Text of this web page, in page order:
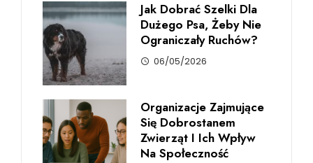
Jak Dobrać Szelki Dla
Dużego Psa, Żeby Nie
Ograniczały Ruchów?
06/05/2026
Organizacje Zajmujące
Się Dobrostanem
Zwierząt I Ich Wpływ
Na Społeczność